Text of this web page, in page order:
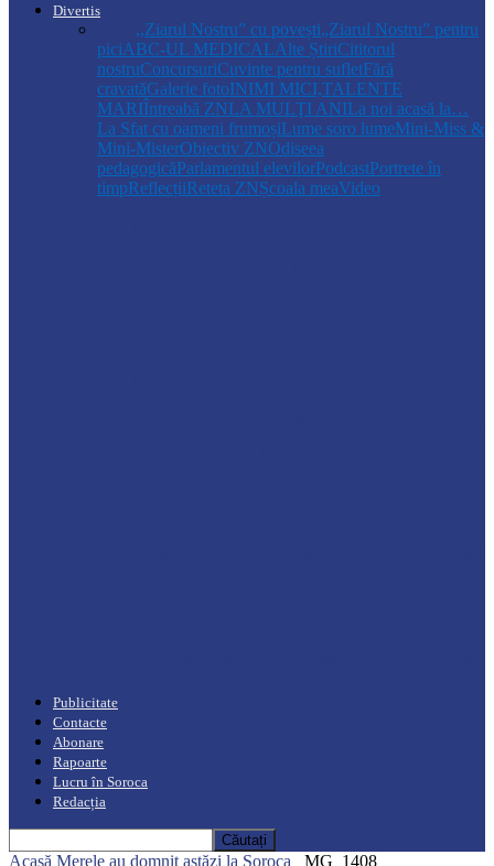
Divertis
,,Ziarul Nostru” cu povești„Ziarul Nostru” pentru
piciABC-UL MEDICALAlte ȘtiriCititorul
nostruConcursuriCuvinte pentru sufletFără
cravatăGalerie fotoINIMI MICI,TALENTE
MARIÎntreabă ZNLA MULŢI ANILa noi acasă la…
La Sfat cu oameni frumoșiLume soro lumeMini-Miss &
Mini-MisterObiectiv ZNOdiseea
pedagogicăParlamentul elevilorPodcastPortrete în
timpReflecțiiReteta ZNȘcoala meaVideo
Publicitate
Contacte
Abonare
Rapoarte
Lucru în Soroca
Redacția
Acasă Merele au domnit astăzi la Soroca _MG_1408